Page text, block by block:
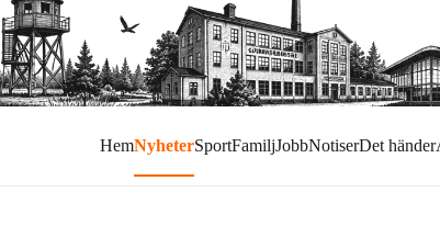
HemNyheterSportFamiljJobbNotiserDet händer